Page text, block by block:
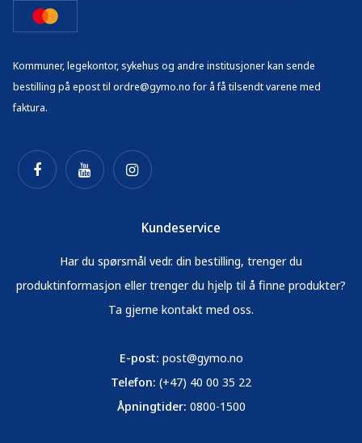
Kommuner, legekontor, sykehus og andre institusjoner kan sende
bestilling på epost til ordre@gymo.no for å få tilsendt varene med
faktura.
Kundeservice
Har du spørsmål vedr. din bestilling, trenger du
produktinformasjon eller trenger du hjelp til å finne produkter?
Ta gjerne kontakt med oss.
E-post: post@gymo.no
Telefon: (+47) 40 00 35 22
Åpningtider: 0800-1500